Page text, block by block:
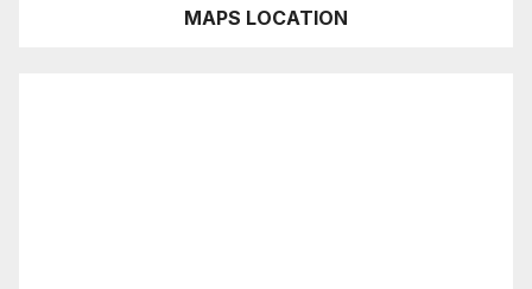
MAPS LOCATION